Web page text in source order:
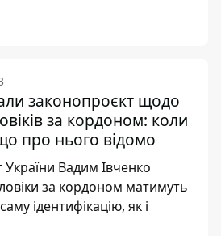
законопроєкт щодо
за кордоном: коли
про нього відомо
Вадим Івченко
за кордоном матимуть
ідентифікацію, як і